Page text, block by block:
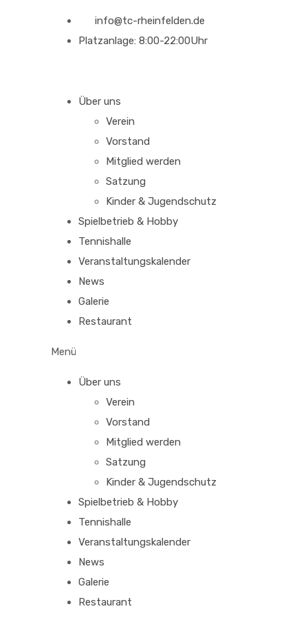
info@tc-rheinfelden.de
Platzanlage: 8:00-22:00Uhr
Über uns
Verein
Vorstand
Mitglied werden
Satzung
Kinder & Jugendschutz
Spielbetrieb & Hobby
Tennishalle
Veranstaltungskalender
News
Galerie
Restaurant
Menü
Über uns
Verein
Vorstand
Mitglied werden
Satzung
Kinder & Jugendschutz
Spielbetrieb & Hobby
Tennishalle
Veranstaltungskalender
News
Galerie
Restaurant